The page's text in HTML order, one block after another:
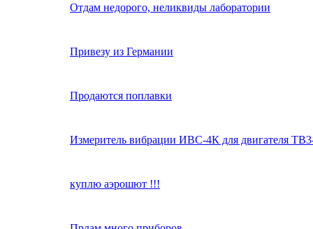
Отдам недорого, неликвиды лаборатории
Привезу из Германии
Продаются поплавки
Измеритель вибрации ИВС-4К для двигателя
куплю аэрошют !!!